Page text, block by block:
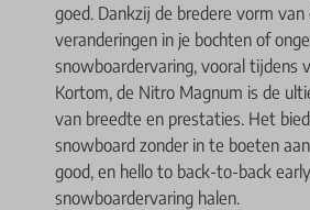
goed. Dankzij de bredere vorm
veranderingen in je bochten of
snowboardervaring, vooral tijdens
Kortom, de Nitro Magnum is de
van breedte en prestaties. Het
snowboard zonder in te boeten
good, en hello to back-to-back
snowboardervaring halen.